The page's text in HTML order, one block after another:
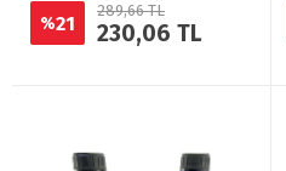
%21
289,66 TL
230,06 TL